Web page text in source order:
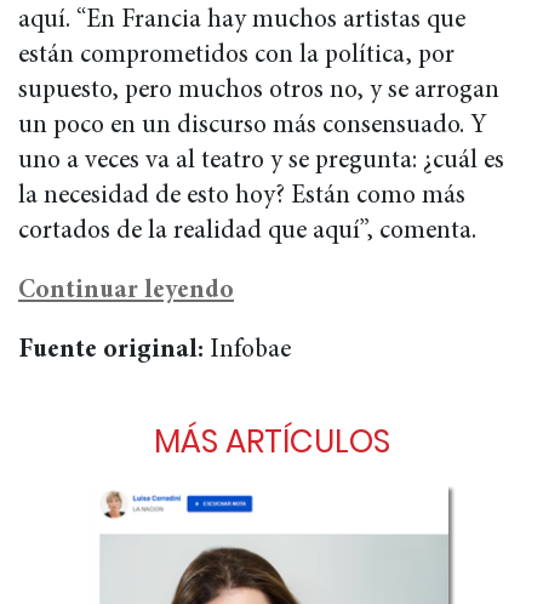
aquí. “En Francia hay muchos artistas que
están comprometidos con la política, por
supuesto, pero muchos otros no, y se arrogan
un poco en un discurso más consensuado. Y
uno a veces va al teatro y se pregunta: ¿cuál es
la necesidad de esto hoy? Están como más
cortados de la realidad que aquí”, comenta.
Continuar leyendo
Fuente original: Infobae
MÁS ARTÍCULOS